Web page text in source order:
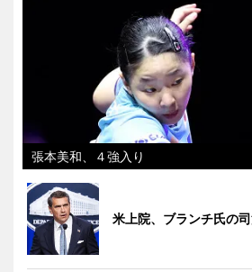
張本美和、４強入り
米上院、ブランチ氏の